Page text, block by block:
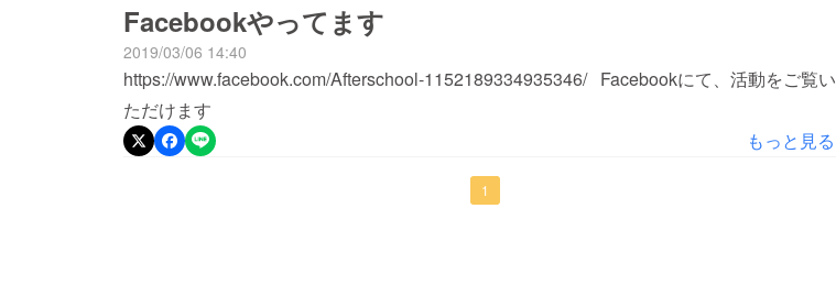
Facebookやってます
2019/03/06 14:40
https://www.facebook.com/Afterschool-1152189334935346/ Facebookにて、活動をご覧い
ただけます
もっと見る
1